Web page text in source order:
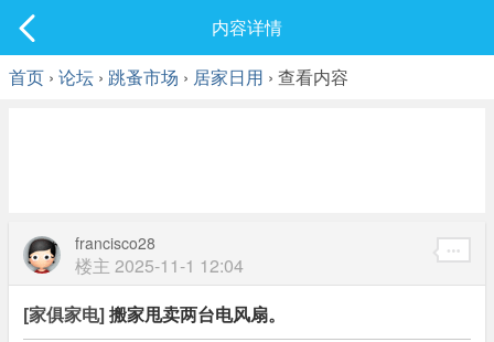
最新发表
内容详情
首页 › 论坛 › 跳蚤市场 › 居家日用 › 查看内容
francisco28
楼主 2025-11-1 12:04
[家俱家电]搬家甩卖两台电风扇。